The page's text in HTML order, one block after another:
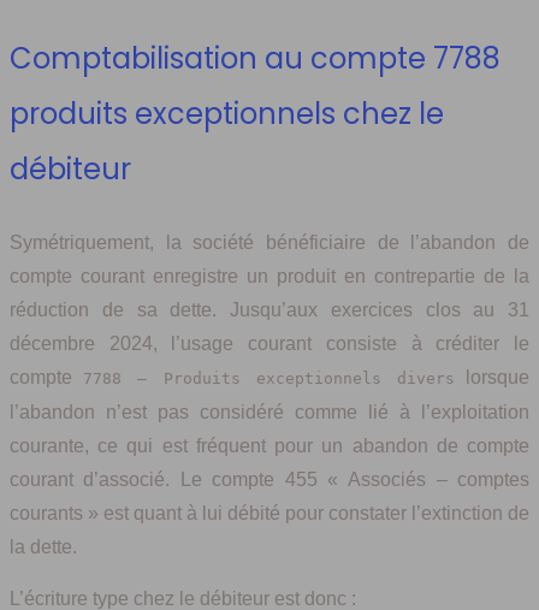
Comptabilisation au compte 7788
produits exceptionnels chez le
débiteur
Symétriquement, la société bénéficiaire de l’abandon de
compte courant enregistre un produit en contrepartie de la
réduction de sa dette. Jusqu’aux exercices clos au 31
décembre 2024, l’usage courant consiste à créditer le
compte
7788 – Produits exceptionnels divers
lorsque
l’abandon n’est pas considéré comme lié à l’exploitation
courante, ce qui est fréquent pour un abandon de compte
courant d’associé. Le compte 455 « Associés – comptes
courants » est quant à lui débité pour constater l’extinction de
la dette.
L’écriture type chez le débiteur est donc :